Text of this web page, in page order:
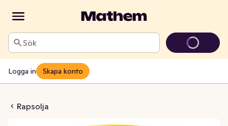
Sök
Logga in Skapa konto
Rapsolja
EKO/KRAV